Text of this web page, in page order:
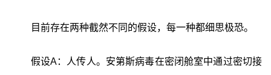
目前存在两种截然不同的假设，每一种都细思极恐。
假设A：人传人。安第斯病毒在密闭舱室中通过密切接